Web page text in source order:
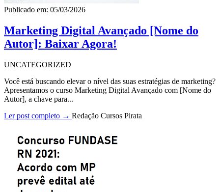
Publicado em: 05/03/2026
Marketing Digital Avançado [Nome do
Autor]: Baixar Agora!
UNCATEGORIZED
Você está buscando elevar o nível das suas estratégias de marketing?
Apresentamos o curso Marketing Digital Avançado com [Nome do
Autor], a chave para...
Ler post completo → Redação Cursos Pirata